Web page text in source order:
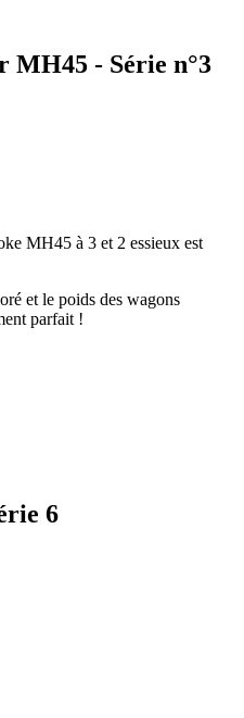
MH45 - Série n°3
MH45 à 3 et 2 essieux est
et le poids des wagons
parfait !
6